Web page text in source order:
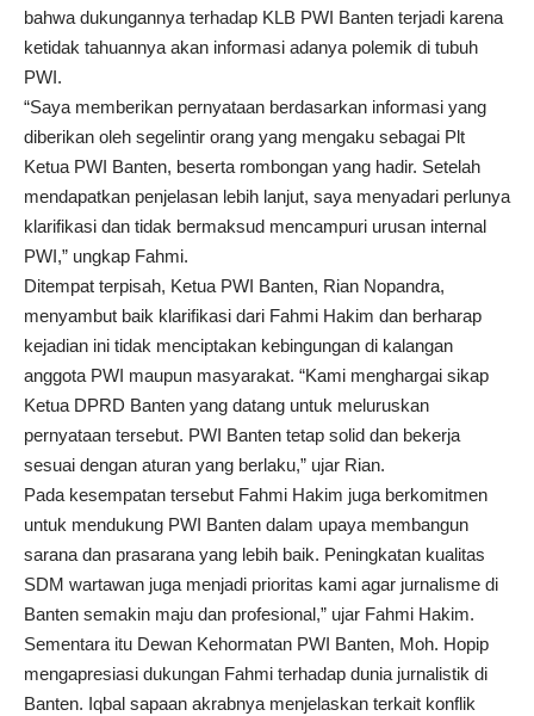
bahwa dukungannya terhadap KLB PWI Banten terjadi karena
ketidak tahuannya akan informasi adanya polemik di tubuh
PWI.
“Saya memberikan pernyataan berdasarkan informasi yang
diberikan oleh segelintir orang yang mengaku sebagai Plt
Ketua PWI Banten, beserta rombongan yang hadir. Setelah
mendapatkan penjelasan lebih lanjut, saya menyadari perlunya
klarifikasi dan tidak bermaksud mencampuri urusan internal
PWI,” ungkap Fahmi.
Ditempat terpisah, Ketua PWI Banten, Rian Nopandra,
menyambut baik klarifikasi dari Fahmi Hakim dan berharap
kejadian ini tidak menciptakan kebingungan di kalangan
anggota PWI maupun masyarakat. “Kami menghargai sikap
Ketua DPRD Banten yang datang untuk meluruskan
pernyataan tersebut. PWI Banten tetap solid dan bekerja
sesuai dengan aturan yang berlaku,” ujar Rian.
Pada kesempatan tersebut Fahmi Hakim juga berkomitmen
untuk mendukung PWI Banten dalam upaya membangun
sarana dan prasarana yang lebih baik. Peningkatan kualitas
SDM wartawan juga menjadi prioritas kami agar jurnalisme di
Banten semakin maju dan profesional,” ujar Fahmi Hakim.
Sementara itu Dewan Kehormatan PWI Banten, Moh. Hopip
mengapresiasi dukungan Fahmi terhadap dunia jurnalistik di
Banten. Iqbal sapaan akrabnya menjelaskan terkait konflik